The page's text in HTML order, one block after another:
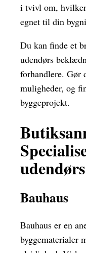
i tvivl om,
egnet til din
Du kan finde et
udendørs
forhandlere. Gør
muligheder, og
byggeprojekt.
Bauhaus
Bauhaus er en
byggematerialer